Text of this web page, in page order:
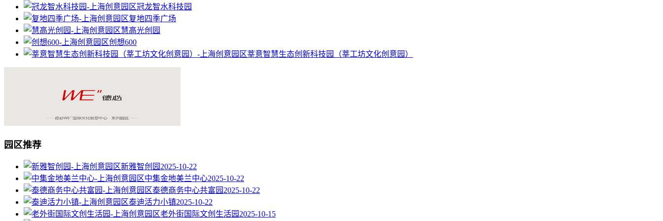
冠龙智水科技园
复地四季广场
慧高光创园
创想600
莘意智慧生态创新科技园（莘工坊文化创意园）
园区推荐
新雅智创园 2025-10-22
中集金地美兰中心2025-10-22
泰德商务中心共富园 2025-10-22
泰迪活力小镇2025-10-22
老外街国际文创生活园 2025-10-15